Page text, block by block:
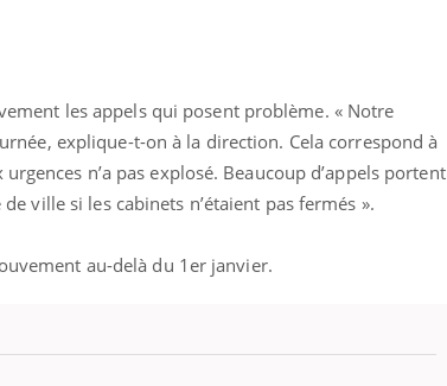
les appels qui posent problème. « Notre
explique-t-on à la direction. Cela correspond à
n’a pas explosé. Beaucoup d’appels portent
ville si les cabinets n’étaient pas fermés ».
au-delà du 1er janvier.